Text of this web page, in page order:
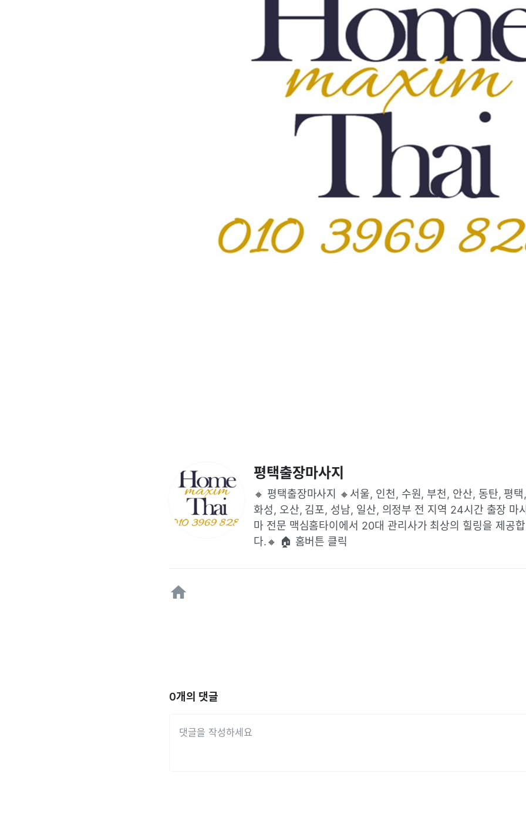
평택출장마사지
🔸 평택출장마사지 🔸서울, 인천, 수원, 부천, 안산, 동탄, 평
화성, 오산, 김포, 성남, 일산, 의정부 전 지역 24시간 출장 마
마 전문 맥심홈타이에서 20대 관리사가 최상의 힐링을 제공합
다.🔸 🏠 홈버튼 클릭
0개의 댓글